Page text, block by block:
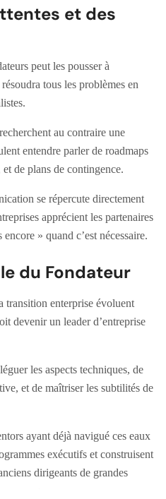
et des
peut les pousser à
tous les problèmes en
au contraire une
entendre parler de roadmaps
de plans de contingence.
se répercute directement
apprécient les partenaires
» quand c’est nécessaire.
du Fondateur
transition enterprise évoluent
devenir un leader d’entreprise
les aspects techniques, de
et de maîtriser les subtilités de
ayant déjà navigué ces eaux
exécutifs et construisent
dirigeants de grandes